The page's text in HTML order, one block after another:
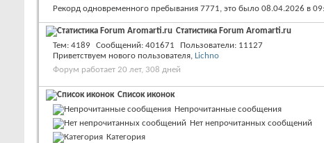
Рекорд одновременного пребывания 7771, это было 08.04.2026 в
Статистика Forum Aromarti.ru
Тем 4189 Сообщений 401671 Пользователи 11127
Приветствуем нового пользователя, Lichno
Форум работает 20 лет, 308 дней
Список иконок
Непрочитанные сообщения
Нет непрочитанных сообщений
Категория